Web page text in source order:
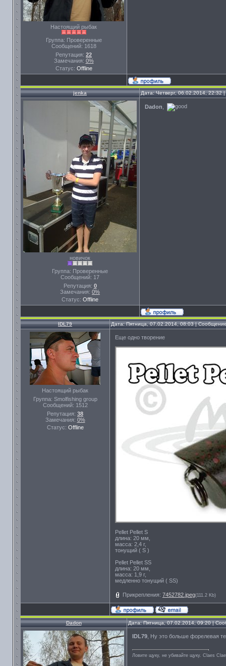
Настоящий рыбак
Группа: Проверенные
Сообщений: 1618
Репутация: 22
Замечания: 0%
Статус: Offline
jenka Дата: Четверг, 06.02.2014,
новичок
Группа: Проверенные
Сообщений: 17
Репутация: 0
Замечания: 0%
Статус: Offline
Dadon
IDL79 Дата: Пятница, 07.02.2014, 08:03 |
Настоящий рыбак
Группа: Smolfishing group
Сообщений: 1512
Репутация: 38
Замечания: 0%
Статус: Offline
Еще одно творение
Pellet Pellet S
длина: 20 мм,
масса: 2,4 г,
тонущий ( S )
Pellet Pellet SS
длина: 20 мм,
масса: 1,9 г,
медленно тонущий ( SS)
Прикрепления: 7452782.jpeg(111.2 Kb)
Dadon Дата: Пятница, 07.02.2014, 09:20 |
IDL79 , Ну это больше форелевая
Ловите щуку, не убивайте щуку. Сlaes